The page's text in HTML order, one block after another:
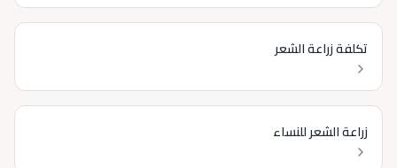
تكلفة زراعة الشعر
زراعة الشعر للنساء